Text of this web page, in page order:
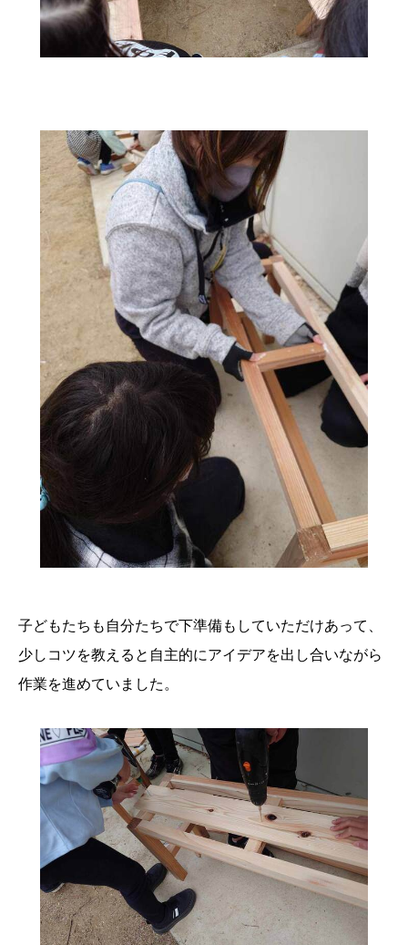
子どもたちも自分たちで下準備もしていただけあって、
少しコツを教えると自主的にアイデアを出し合いながら
作業を進めていました。